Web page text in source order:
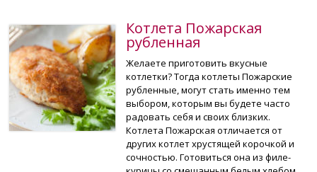
Котлета Пожарская
рубленная
Желаете приготовить вкусные
котлетки? Тогда котлеты Пожарские
рубленные, могут стать именно тем
выбором, которым вы будете часто
радовать себя и своих близких.
Котлета Пожарская отличается от
других котлет хрустящей корочкой и
сочностью. Готовиться она из филе-